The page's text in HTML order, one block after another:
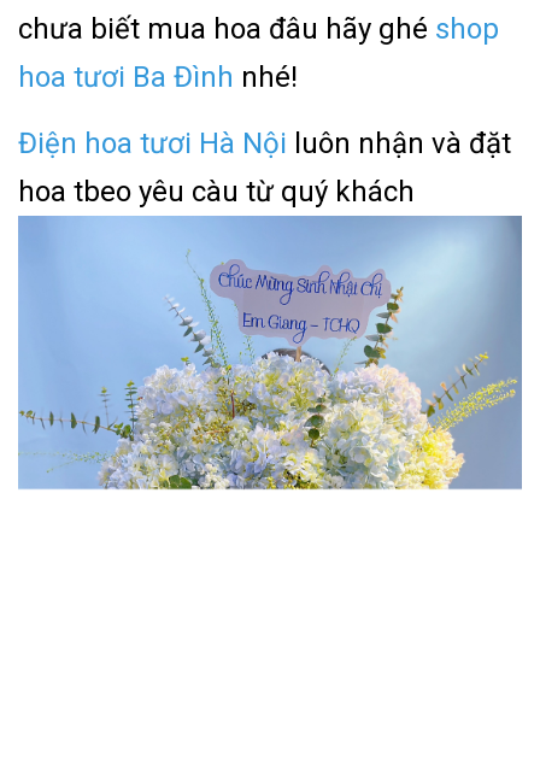
chưa biết mua hoa đâu hãy ghé shop
hoa tươi Ba Đình nhé!
Điện hoa tươi Hà Nội luôn nhận và đặt
hoa tbeo yêu càu từ quý khách